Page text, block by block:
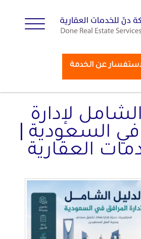
عن الخدمة
لإدارة
السعودية |
العقارية